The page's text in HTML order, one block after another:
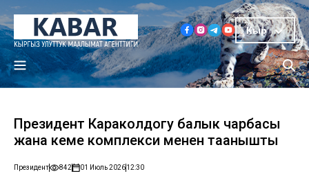
Кыр
Президент Караколдогу балык чарбасы
жана кеме комплекси менен таанышты
Президент 842 01 Июль 202612:30